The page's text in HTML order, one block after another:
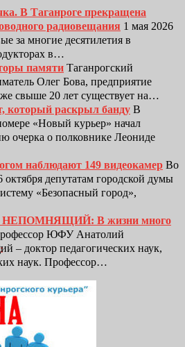
В Таганроге прекращена
радиовещания 1 мая 2026
за многие десятилетия в
в…
памяти Таганрогский
Олег Бова, предприятие
свыше 20 лет существует на…
который раскрыл банду В
«Новый курьер» начал
очерка о полковнике Леониде
наблюдают 149 видеокамер Во
октября депутатам городской думы
«Безопасный город»,
НЕПОМНЯЩИЙ: В жизни много
ЮФУ Анатолий
– доктор педагогических наук,
наук. Профессор…